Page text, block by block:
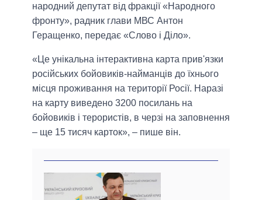
народний депутат від фракції «Народного
фронту», радник глави МВС Антон
Геращенко, передає «Слово і Діло».
«Це унікальна інтерактивна карта прив'язки
російських бойовиків-найманців до їхнього
місця проживання на території Росії. Наразі
на карту виведено 3200 посилань на
бойовиків і терористів, в черзі на заповнення
– ще 15 тисяч карток», – пише він.